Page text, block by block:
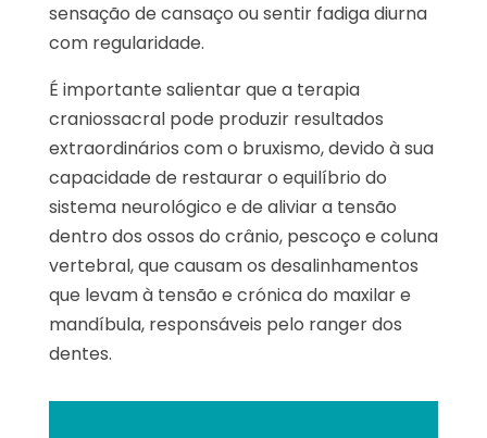
sensação de cansaço ou sentir fadiga diurna
com regularidade.
É importante salientar que a terapia
craniossacral pode produzir resultados
extraordinários com o bruxismo, devido à sua
capacidade de restaurar o equilíbrio do
sistema neurológico e de aliviar a tensão
dentro dos ossos do crânio, pescoço e coluna
vertebral, que causam os desalinhamentos
que levam à tensão e crónica do maxilar e
mandíbula, responsáveis pelo ranger dos
dentes.